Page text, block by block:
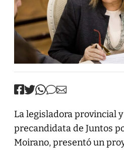
La legisladora provincial
precandidata de Juntos
Moirano, presentó un